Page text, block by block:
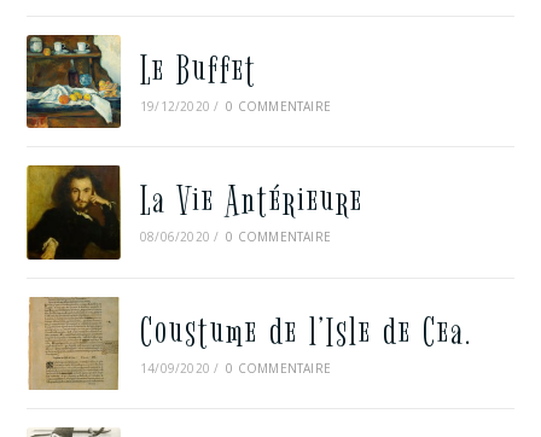
Le Buffet
19/12/2020 / 0 COMMENTAIRE
La Vie Antérieure
08/06/2020 / 0 COMMENTAIRE
Coustume de l’Isle de Cea.
14/09/2020 / 0 COMMENTAIRE